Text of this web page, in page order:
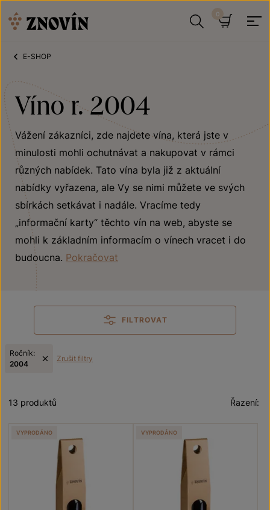
E-SHOP
Víno r. 2004
Vážení zákazníci, zde najdete vína, která jste v
minulosti mohli ochutnávat a nakupovat v rámci
různých nabídek. Tato vína byla již z aktuální
nabídky vyřazena, ale Vy se nimi můžete ve svých
sbírkách setkávat i nadále. Vracíme tedy
„informační karty“ těchto vín na web, abyste se
mohli k základním informacím o vínech vracet i do
budoucna. Pokračovat
FILTROVAT
Ročník:
2004
Zrušit filtry
Řazení:
13 produktů
VYPRODÁNO VYPRODÁNO